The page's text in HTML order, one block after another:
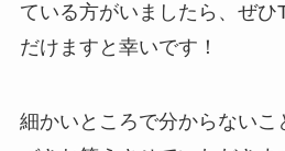
ている方がいましたら、ぜひ
だけますと幸いです！
細かいところで分からないこ